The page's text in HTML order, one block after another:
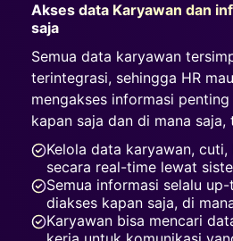
Akses data Karyawan dan
saja
Semua data karyawan
terintegrasi, sehingga HR
mengakses informasi
kapan saja dan di mana saja,
Kelola data karyawan,
secara real-time lewat
Semua informasi selalu
diakses kapan saja, di
Karyawan bisa mencari